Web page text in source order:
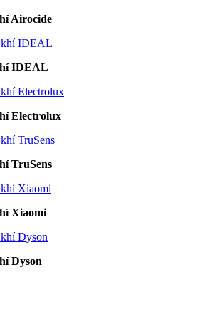
Airocide
IDEAL
Electrolux
TruSens
Xiaomi
Dyson